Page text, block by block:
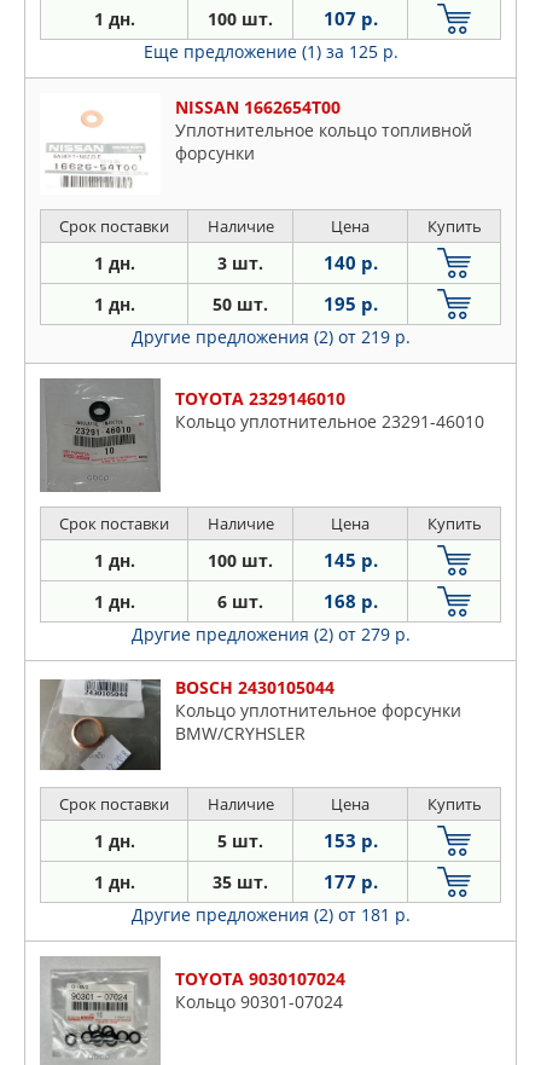
1 дн. 100 шт. 107 р.
Еще предложение (1) за 125 р.
NISSAN 1662654T00
Уплотнительное кольцо топливной
форсунки
Срок поставки Наличие Цена Купить
1 дн. 3 шт. 140 р.
1 дн. 50 шт. 195 р.
Другие предложения (2) от 219 р.
TOYOTA 2329146010
Кольцо уплотнительное 23291-46010
Срок поставки Наличие Цена Купить
1 дн. 100 шт. 145 р.
1 дн. 6 шт. 168 р.
Другие предложения (2) от 279 р.
BOSCH 2430105044
Кольцо уплотнительное форсунки
BMW/CRYHSLER
Срок поставки Наличие Цена Купить
1 дн. 5 шт. 153 р.
1 дн. 35 шт. 177 р.
Другие предложения (2) от 181 р.
TOYOTA 9030107024
Кольцо 90301-07024